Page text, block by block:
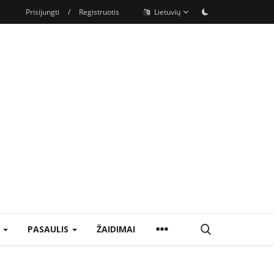
Prisijungti / Registruotis Lietuvių
PASAULIS ŽAIDIMAI